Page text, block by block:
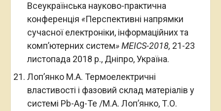
Всеукраїнська науково-практична
конференція «Перспективні напрямки
сучасної електроніки, інформаційних та
комп’ютерних систем»MEICS-2018, 21-23
листопада 2018 р., Дніпро, Україна.
Лоп’янко М.А. Термоелектричні
властивості і фазовий склад матеріалів у
системі Pb-Ag-Te /М.А. Лоп’янко, Т.О.